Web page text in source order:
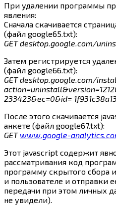
При удалении программы
явления:
Сначала скачивается
(файл google65.txt):
GET desktop.google.com/
Затем регистрируется
(файл google66.txt):
GET desktop.google.com/
233423&ec=0&id=
После этого скачивается
анкете (файл google67.txt):
GETwww.google-
Этот javascript содержит
рассматривания код
программу скрытого сбора
и пользователе и отправки
передачи при этом личных
не увидели).